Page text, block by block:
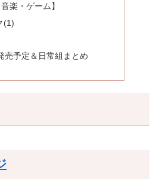
楽・ゲーム】
(1)
売予定＆日常組まとめ